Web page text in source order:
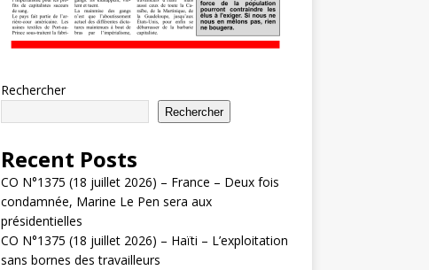
Rechercher
Rechercher
Recent Posts
CO N°1375 (18 juillet 2026) – France – Deux fois
condamnée, Marine Le Pen sera aux
présidentielles
CO N°1375 (18 juillet 2026) – Haïti – L’exploitation
sans bornes des travailleurs